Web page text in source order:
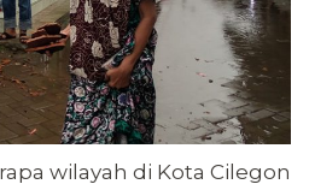
wilayah di Kota Cilegon